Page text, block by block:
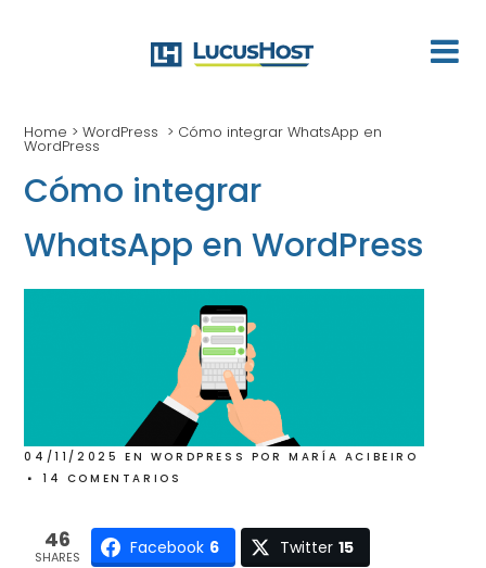
Home >WordPress > Cómo integrar WhatsApp en
WordPress
Cómo integrar
WhatsApp en WordPress
04/11/2025 EN WORDPRESS PORMARÍA ACIBEIRO
14 COMENTARIOS
46
SHARES Facebook 6 Twitter 15